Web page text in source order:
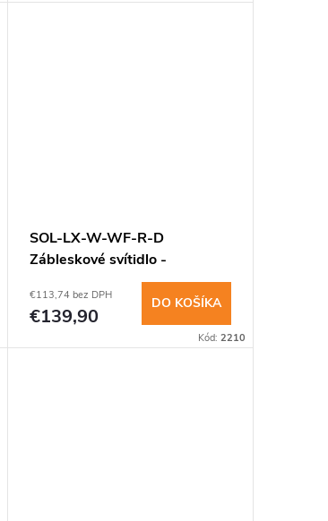
SOL-LX-W-WF-R-D
Zábleskové svítidlo -
stěna,bílé světlo,červený
€113,74 bez DPH
€139,90
DO KOŠÍKA
Kód: 2210